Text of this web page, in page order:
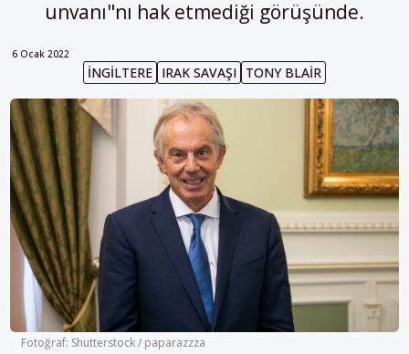
unvanı"nı hak etmediği görüşünde.
6 Ocak 2022
İNGILTERE IRAK SAVAŞI TONY BLAIR
Fotoğraf: Shutterstock / paparazzza